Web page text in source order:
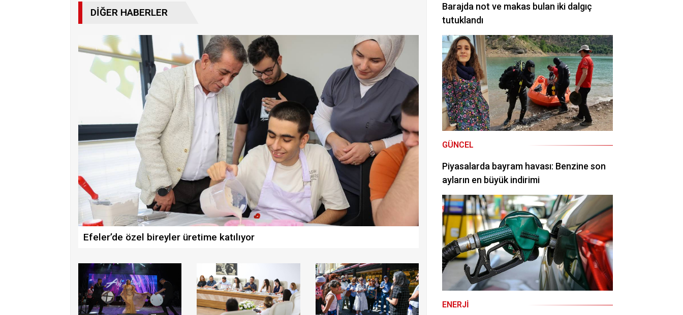
DIĞER HABERLER
Efeler’de özel bireyler üretime katılıyor
Barajda not ve makas bulan iki dalgıç
tutuklandı
GÜNCEL
Piyasalarda bayram havası: Benzine son
ayların en büyük indirimi
ENERJI